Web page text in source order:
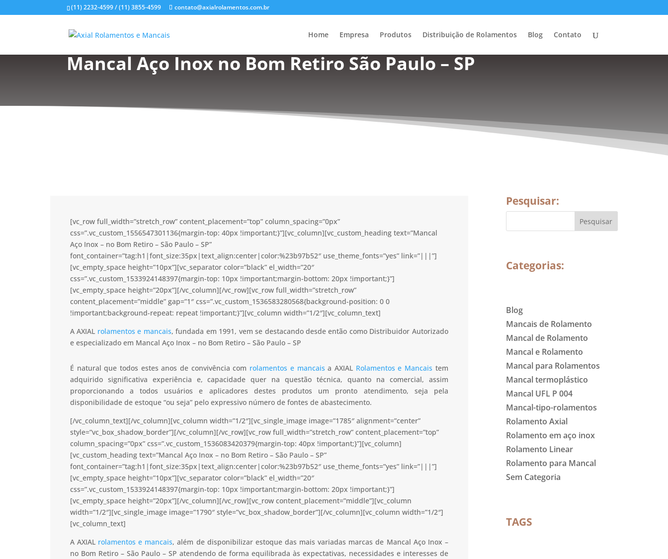
(11) 2232-4599 / (11) 3855-4599 contato@axialrolamentos.com.br
Home Empresa Produtos Distribuição de Rolamentos Blog Contato
Mancal Aço Inox no Bom Retiro São Paulo – SP
[vc_row full_width=”stretch_row” content_placement=”top” column_spacing=”0px”
css=”.vc_custom_1556547301136{margin-top: 40px !important;}”][vc_column][vc_custom_heading text=”Mancal
Aço Inox – no Bom Retiro – São Paulo – SP”
font_container=”tag:h1|font_size:35px|text_align:center|color:%23b97b52″ use_theme_fonts=”yes” link=”|||”]
[vc_empty_space height=”10px”][vc_separator color=”black” el_width=”20″
css=”.vc_custom_1533924148397{margin-top: 10px !important;margin-bottom: 20px !important;}”]
[vc_empty_space height=”20px”][/vc_column][/vc_row][vc_row full_width=”stretch_row”
content_placement=”middle” gap=”1″ css=”.vc_custom_1536583280568{background-position: 0 0
!important;background-repeat: repeat !important;}”][vc_column width=”1/2″][vc_column_text]
A AXIAL rolamentos e mancais, fundada em 1991, vem se destacando desde então como Distribuidor Autorizado
e especializado em Mancal Aço Inox – no Bom Retiro – São Paulo – SP
É natural que todos estes anos de convivência com rolamentos e mancais a AXIAL Rolamentos e Mancais tem
adquirido significativa experiência e, capacidade quer na questão técnica, quanto na comercial, assim
proporcionando a todos usuários e aplicadores destes produtos um pronto atendimento, seja pela
disponibilidade de estoque “ou seja” pelo expressivo número de fontes de abastecimento.
[/vc_column_text][/vc_column][vc_column width=”1/2″][vc_single_image image=”1785″ alignment=”center”
style=”vc_box_shadow_border”][/vc_column][/vc_row][vc_row full_width=”stretch_row” content_placement=”top”
column_spacing=”0px” css=”.vc_custom_1536083420379{margin-top: 40px !important;}”][vc_column]
[vc_custom_heading text=”Mancal Aço Inox – no Bom Retiro – São Paulo – SP”
font_container=”tag:h1|font_size:35px|text_align:center|color:%23b97b52″ use_theme_fonts=”yes” link=”|||”]
[vc_empty_space height=”10px”][vc_separator color=”black” el_width=”20″
css=”.vc_custom_1533924148397{margin-top: 10px !important;margin-bottom: 20px !important;}”]
[vc_empty_space height=”20px”][/vc_column][/vc_row][vc_row content_placement=”middle”][vc_column
width=”1/2″][vc_single_image image=”1790″ style=”vc_box_shadow_border”][/vc_column][vc_column width=”1/2″]
[vc_column_text]
A AXIAL rolamentos e mancais, além de disponibilizar estoque das mais variadas marcas de Mancal Aço Inox –
no Bom Retiro – São Paulo – SP atendendo de forma equilibrada às expectativas, necessidades e interesses de
Pesquisar:
Categorias:
Blog
Mancais de Rolamento
Mancal de Rolamento
Mancal e Rolamento
Mancal para Rolamentos
Mancal termoplástico
Mancal UFL P 004
Mancal-tipo-rolamentos
Rolamento Axial
Rolamento em aço inox
Rolamento Linear
Rolamento para Mancal
Sem Categoria
TAGS